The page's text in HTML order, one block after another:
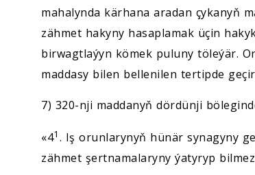
mahalynda kärhana aradan çykanyň
zähmet hakyny hasaplamak üçin
birwagtlaýyn kömek puluny töleýär.
maddasy bilen bellenilen tertipde
7) 320-nji maddanyň dördünji
«41 . Iş orunlarynyň hünär synagyny
zähmet şertnamalaryny ýatyryp